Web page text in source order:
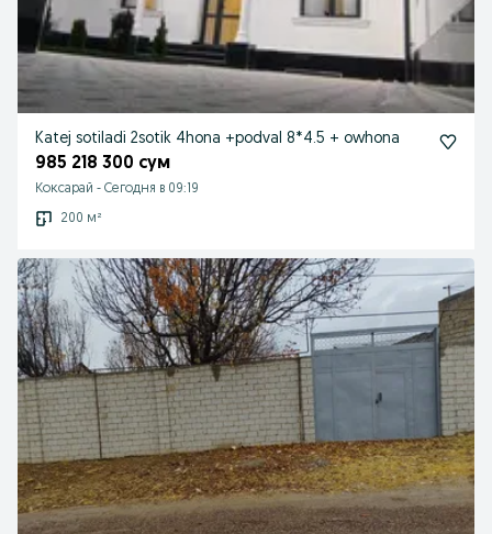
Katej sotiladi 2sotik 4hona +podval 8*4.5 + owhona
985 218 300 сум
Коксарай - Сегодня в 09:19
200 м²